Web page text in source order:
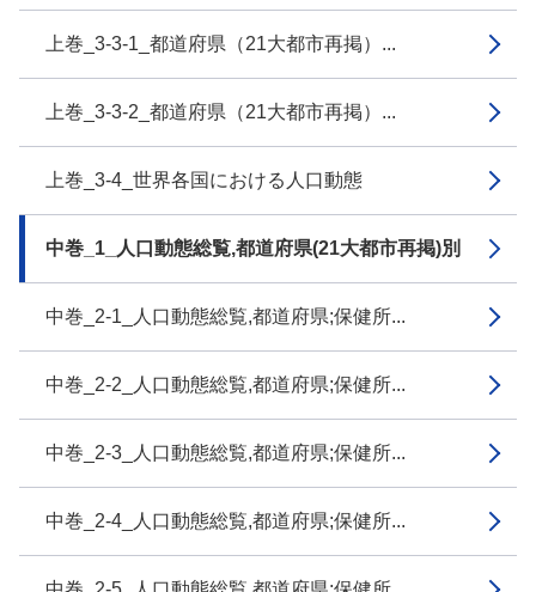
上巻_3-3-1_都道府県（21大都市再掲）...
上巻_3-3-2_都道府県（21大都市再掲）...
上巻_3-4_世界各国における人口動態
中巻_1_人口動態総覧,都道府県(21大都市再掲)別
中巻_2-1_人口動態総覧,都道府県;保健所...
中巻_2-2_人口動態総覧,都道府県;保健所...
中巻_2-3_人口動態総覧,都道府県;保健所...
中巻_2-4_人口動態総覧,都道府県;保健所...